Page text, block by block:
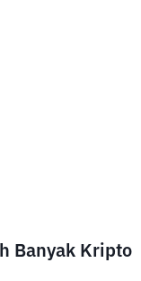
Banyak Kripto